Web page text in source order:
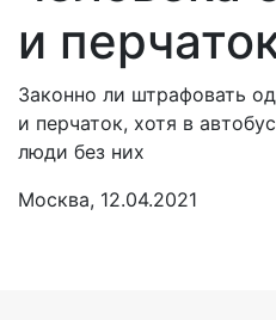
и
Законно ли штрафовать
и перчаток, хотя в
люди без них
Москва, 12.04.2021